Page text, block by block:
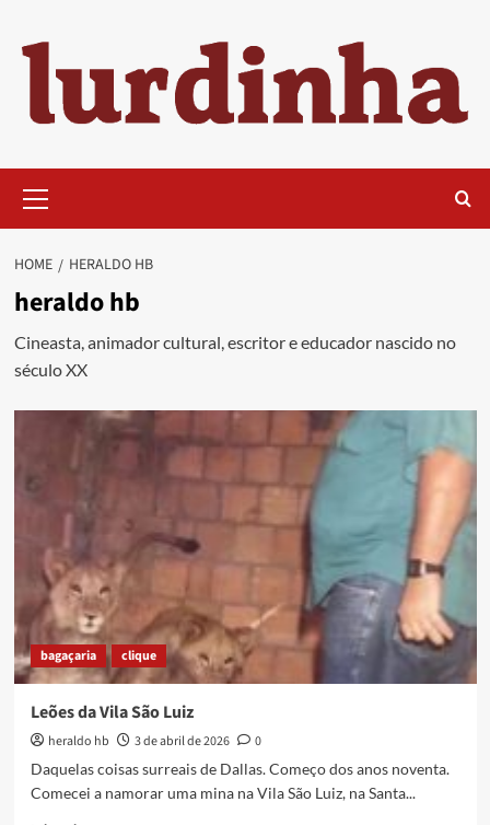
content
Menu
HOME HERALDO HB
heraldo hb
Cineasta, animador cultural, escritor e educador nascido no
século XX
bagaçaria clique
Leões da Vila São Luiz
heraldo hb 3 de abril de 2026
0
Daquelas coisas surreais de Dallas. Começo dos anos noventa.
Comecei a namorar uma mina na Vila São Luiz, na Santa...